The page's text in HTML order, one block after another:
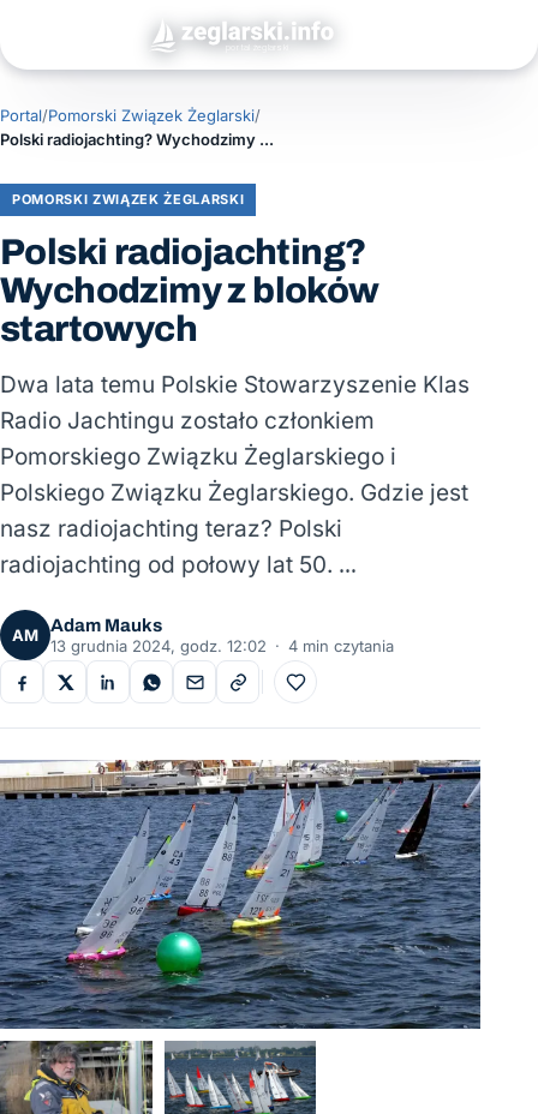
Portal/Pomorski Związek Żeglarski/
Polski radiojachting? Wychodzimy z bloków startowych
POMORSKI ZWIĄZEK ŻEGLARSKI
Polski radiojachting?
Wychodzimy z bloków
startowych
Dwa lata temu Polskie Stowarzyszenie Klas
Radio Jachtingu zostało członkiem
Pomorskiego Związku Żeglarskiego i
Polskiego Związku Żeglarskiego. Gdzie jest
nasz radiojachting teraz? Polski
radiojachting od połowy lat 50. …
AM
Adam Mauks
13 grudnia 2024, godz. 12:02 · 4 min czytania
Do ulubionych